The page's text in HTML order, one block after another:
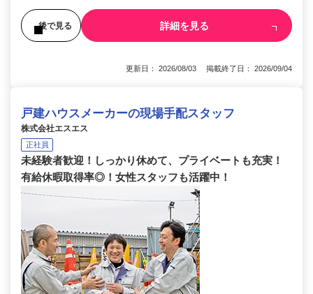
後で見る 詳細を見る
更新日： 2026/08/03 掲載終了日： 2026/09/04
戸建ハウスメーカーの現場手配スタッフ
株式会社エスエス
正社員
未経験者歓迎！しっかり休めて、プライベートも充実！
有給休暇取得率◎！女性スタッフも活躍中！